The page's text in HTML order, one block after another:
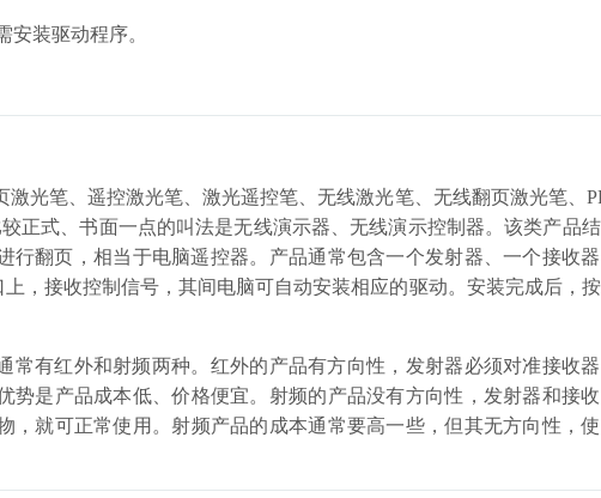
装驱动程序。
光笔、遥控激光笔、激光遥控笔、无线激光笔、无线翻页激光笔、
正式、书面一点的叫法是无线演示器、无线演示控制器。该类产品
行翻页，相当于电脑遥控器。产品通常包含一个发射器、一个接收
，接收控制信号，其间电脑可自动安装相应的驱动。安装完成后，
常有红外和射频两种。红外的产品有方向性，发射器必须对准接收
势是产品成本低、价格便宜。射频的产品没有方向性，发射器和接
，就可正常使用。射频产品的成本通常要高一些，但其无方向性，